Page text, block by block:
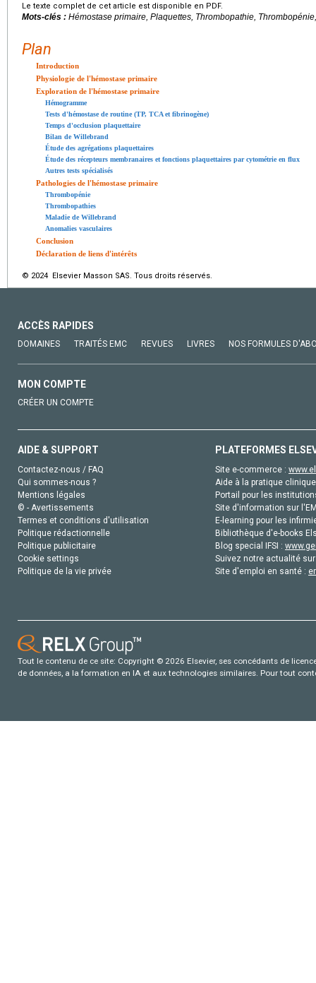
Le texte complet de cet article est disponible en PDF.
Mots-clés : Hémostase primaire, Plaquettes, Thrombopathie,
Plan
Introduction
Physiologie de l'hémostase primaire
Exploration de l'hémostase primaire
Hémogramme
Tests d'hémostase de routine (TP, TCA et fibrinogène)
Temps d'occlusion plaquettaire
Bilan de Willebrand
Étude des agrégations plaquettaires
Étude des récepteurs membranaires et fonctions plaquettaires par cytométrie en flux
Autres tests spécialisés
Pathologies de l'hémostase primaire
Thrombopénie
Thrombopathies
Maladie de Willebrand
Anomalies vasculaires
Conclusion
Déclaration de liens d'intérêts
© 2024 Elsevier Masson SAS. Tous droits réservés.
ACCÈS RAPIDES
DOMAINES TRAITÉS EMC REVUES LIVRES NOS FORMULES
MON COMPTE
CRÉER UN COMPTE
AIDE & SUPPORT
Contactez-nous / FAQ
Qui sommes-nous ?
Mentions légales
© - Avertissements
Termes et conditions d'utilisation
Politique rédactionnelle
Politique publicitaire
Cookie settings
Politique de la vie privée
PLATEFORMES
Site e-commerce :
Aide à la pratique
Portail pour les
Site d'information sur
E-learning pour les
Bibliothèque d'e-books
Blog special IFSI :
Suivez notre actualité
Site d'emploi en santé :
Tout le contenu de ce site: Copyright © 2026 Elsevier, ses concédants de
de données, a la formation en IA et aux technologies similaires. Pour tout